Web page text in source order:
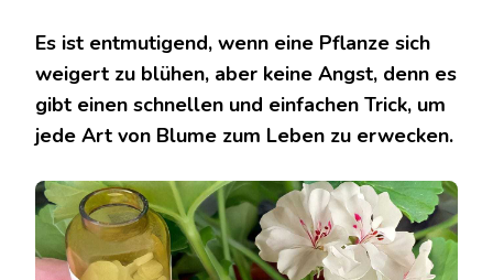
AUS,
UM
JEDE
ZUM
BLÜHEN
SIE
ERWACHT
SOFORT
ZUM
LEBEN
Es ist entmutigend, wenn eine Pflanze sich
weigert zu blühen, aber keine Angst, denn es
gibt einen schnellen und einfachen Trick, um
jede Art von Blume zum Leben zu erwecken.